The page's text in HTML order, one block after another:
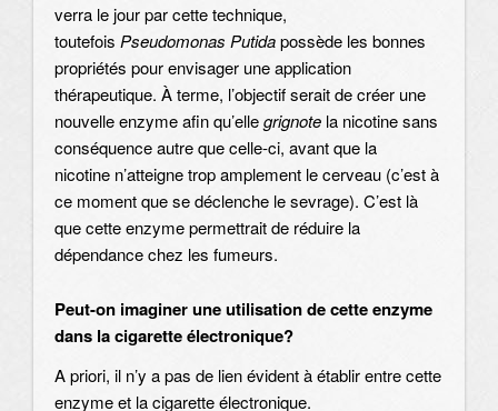
verra le jour par cette technique,
toutefois Pseudomonas Putidapossède les bonnes
propriétés pour envisager une application
thérapeutique. À terme, l’objectif serait de créer une
nouvelle enzyme afin qu’ellegrignote la nicotine sans
conséquence autre que celle-ci, avant que la
nicotine n’atteigne trop amplement le cerveau (c’est à
ce moment que se déclenche le sevrage). C’est là
que cette enzyme permettrait de réduire la
dépendance chez les fumeurs.
Peut-on imaginer une utilisation de cette enzyme
dans la cigarette électronique?
A priori, il n’y a pas de lien évident à établir entre cette
enzyme et la cigarette électronique.